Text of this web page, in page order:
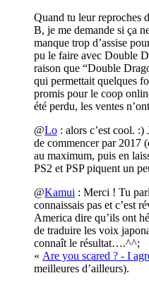
Quand tu leur reproches
B, je me demande si ça
manque trop d’assise
pu le faire avec Double
raison que “Double
qui permettait quelques
promis pour le coop
été perdu, les ventes
@Lo : alors c’est cool. :)
de commencer par 2017
au maximum, puis en
PS2 et PSP piquent un
@Kamui : Merci ! Tu
connaissais pas et c’est
America dire qu’ils ont
de traduire les voix
connaît le résultat….^^;
« Are you scared ? - I
meilleures d’ailleurs).